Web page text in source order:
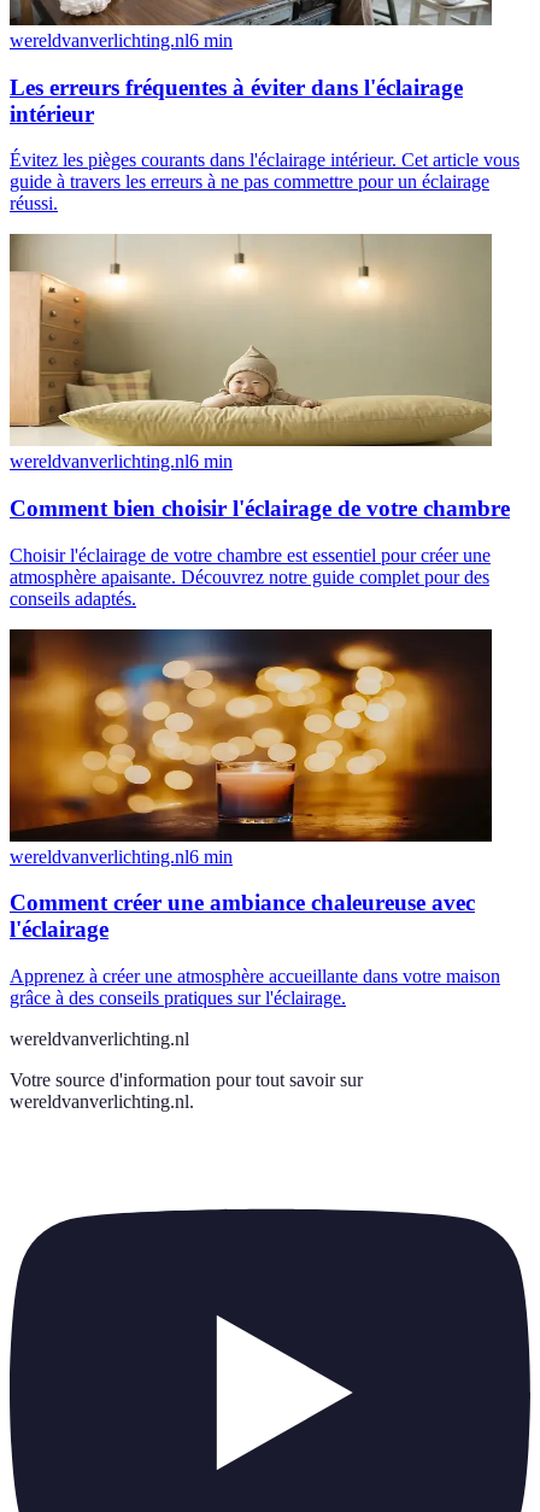
wereldvanverlichting.nl6 min
Les erreurs fréquentes à éviter dans l'éclairage
intérieur
Évitez les pièges courants dans l'éclairage intérieur. Cet article vous
guide à travers les erreurs à ne pas commettre pour un éclairage
réussi.
wereldvanverlichting.nl6 min
Comment bien choisir l'éclairage de votre chambre
Choisir l'éclairage de votre chambre est essentiel pour créer une
atmosphère apaisante. Découvrez notre guide complet pour des
conseils adaptés.
wereldvanverlichting.nl6 min
Comment créer une ambiance chaleureuse avec
l'éclairage
Apprenez à créer une atmosphère accueillante dans votre maison
grâce à des conseils pratiques sur l'éclairage.
wereldvanverlichting.nl
Votre source d'information pour tout savoir sur
wereldvanverlichting.nl.